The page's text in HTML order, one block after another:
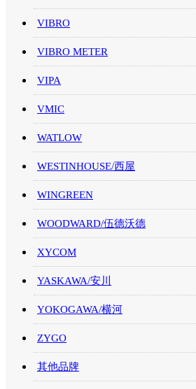
VIBRO
VIBRO METER
VIPA
VMIC
WATLOW
WESTINHOUSE/西屋
WINGREEN
WOODWARD/伍德沃德
XYCOM
YASKAWA/安川
YOKOGAWA/横河
ZYGO
其他品牌